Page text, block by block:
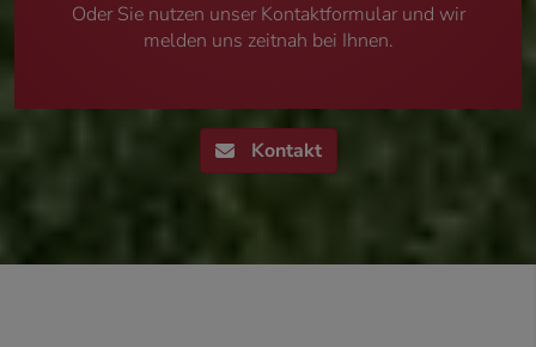
Oder Sie nutzen unser Kontaktformular und wir
melden uns zeitnah bei Ihnen.
Kontakt